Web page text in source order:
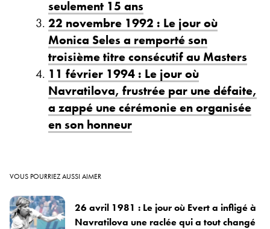
seulement 15 ans
22 novembre 1992 : Le jour où
Monica Seles a remporté son
troisième titre consécutif au Masters
11 février 1994 : Le jour où
Navratilova, frustrée par une défaite,
a zappé une cérémonie en organisée
en son honneur
VOUS POURRIEZ AUSSI AIMER
26 avril 1981 : Le jour où Evert a infligé à
Navratilova une raclée qui a tout changé